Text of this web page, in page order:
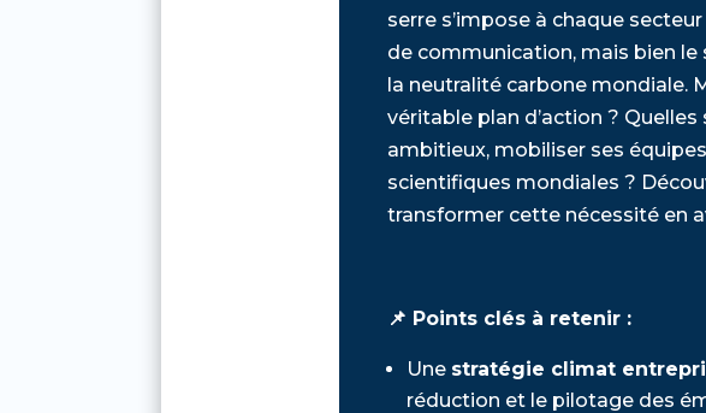
serre s’impose à chaque
de communication, mais bien le
la neutralité carbone mondiale.
véritable plan d’action ?
ambitieux, mobiliser ses
scientifiques mondiales ?
transformer cette nécessité en
📌 Points clés à retenir :
Une stratégie climat
réduction et le pilotage des